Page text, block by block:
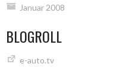
Januar 2008
BLOGROLL
e-auto.tv